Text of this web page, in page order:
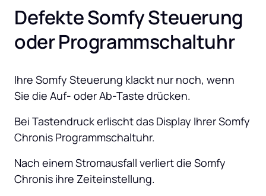
Defekte Somfy Steuerung
oder Programmschaltuhr
Ihre Somfy Steuerung klackt nur noch, wenn
Sie die Auf- oder Ab-Taste drücken.
Bei Tastendruck erlischt das Display Ihrer Somfy
Chronis Programmschaltuhr.
Nach einem Stromausfall verliert die Somfy
Chronis ihre Zeiteinstellung.